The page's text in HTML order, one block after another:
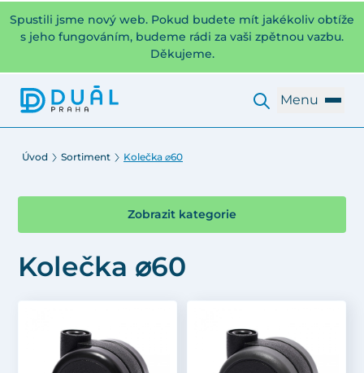
Spustili jsme nový web. Pokud budete mít jakékoliv obtíže
s jeho fungováním, budeme rádi za vaši zpětnou vazbu.
Děkujeme.
Menu
Úvod Sortiment Kolečka ⌀60
Zobrazit kategorie
Kolečka ⌀60